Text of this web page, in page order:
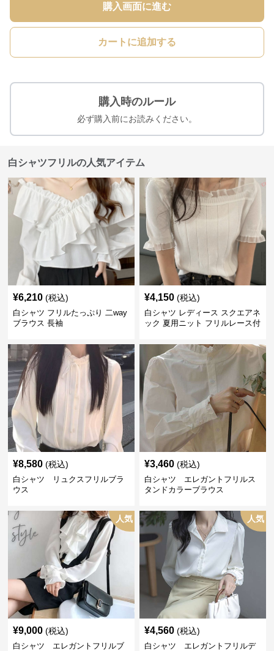
購入画面に進む
カートに追加する
購入時のルール
必ず購入前にお読みください。
白シャツフリルの人気アイテム
¥6,210 (税込)
白シャツ フリルたっぷり 二way
ブラウス 長袖
¥4,150 (税込)
白シャツ レディース スクエアネ
ック 夏用ニット フリルレース付
¥8,580 (税込)
白シャツ リュクスフリルブラ
ウス
¥3,460 (税込)
白シャツ エレガントフリルス
タンドカラーブラウス
人気
¥9,000 (税込)
白シャツ エレガントフリルブ
人気
¥4,560 (税込)
白シャツ エレガントフリルデ